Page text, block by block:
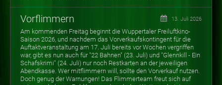
Vorflimmern 13. Juli 2026
Am kommenden Freitag beginnt die Wuppertaler Freiluftkino-
Saison 2026, und nachdem das Vorverkaufskontingent für die
Auftaktveranstaltung am 17. Juli bereits vor Wochen vergriffen
war, gibt es nun auch für "22 Bahnen" (23. Juli) und "Glennkill - Ein
Schafskrimi" (24. Juli) nur noch Restkarten an der jeweiligen
Abendkasse. Wer mitflimmern will, sollte den Vorverkauf nutzen.
Doch genug der Warnungen! Das Flimmerteam freut sich auf